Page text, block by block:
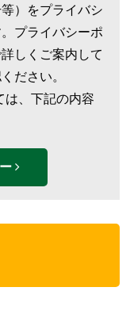
）をプライバシ
プライバシーポ
しくご案内して
ださい。
は、下記の内容